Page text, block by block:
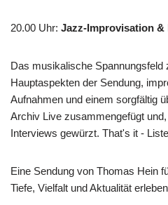
20.00 Uhr: Jazz-Improvisation
Das musikalische Spannungsfeld
Hauptaspekten der Sendung,
Aufnahmen und einem sorgfältig
Archiv Live zusammengefügt
Interviews gewürzt. That's it -
Eine Sendung von Thomas Hein
Tiefe, Vielfalt und Aktualität